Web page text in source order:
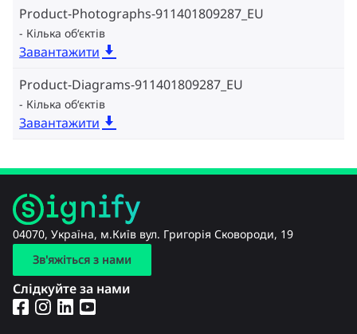
Product-Photographs-911401809287_EU
Кілька об‘єктів
Завантажити
Product-Diagrams-911401809287_EU
Кілька об‘єктів
Завантажити
04070, Україна, м.Київ вул. Григорія Сковороди, 19
Зв'яжіться з нами
Слідкуйте за нами